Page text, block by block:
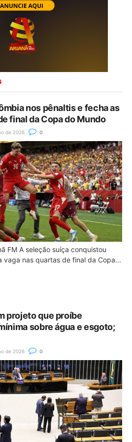
nos pênaltis e fecha as
final da Copa do Mundo
de 2026 0
FM A seleção suíça conquistou
vaga nas quartas de final da Copa...
projeto que proíbe
sobre água e esgoto;
de 2026 0